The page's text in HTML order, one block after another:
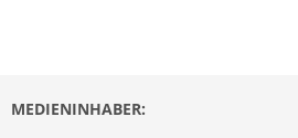
MEDIENINHABER: